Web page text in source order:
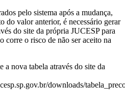
pelo sistema após a mudança,
do valor anterior, é necessário gerar
do site da própria JUCESP para
corre o risco de não ser aceito na
a nova tabela através do site da
downloads/